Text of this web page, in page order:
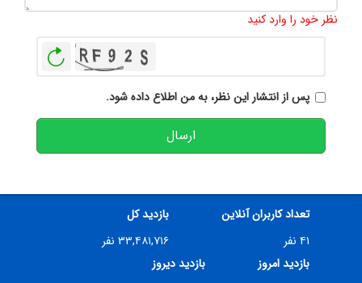
نظر خود را وارد کنید
پس از انتشار این نظر، به من اطلاع داده شود.
ارسال
تعداد کاربران آنلاین
۴۱ نفر
بازدید کل
۳۳,۴۸۱,۷۱۶ نفر
بازدید امروز
بازدید دیروز